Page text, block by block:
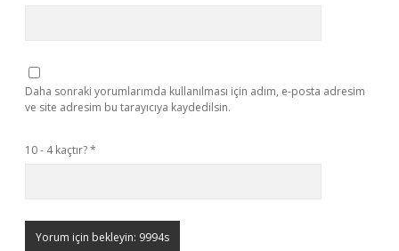
Daha sonraki yorumlarımda kullanılması için adım, e-posta adresim
ve site adresim bu tarayıcıya kaydedilsin.
10 - 4 kaçtır?*